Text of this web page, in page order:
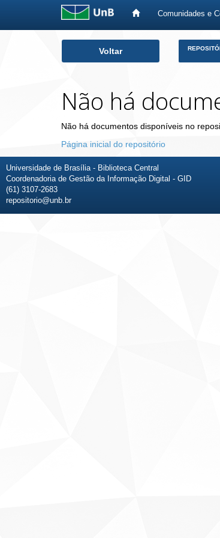
Comunidades e
Voltar
Não há
Não há documentos disponíveis no
Página inicial do repositório
Universidade de Brasília - Biblioteca Central
Coordenadoria de Gestão da Informação Digital - GID
(61) 3107-2683
repositorio@unb.br